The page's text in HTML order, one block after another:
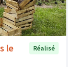
le
Réalisé